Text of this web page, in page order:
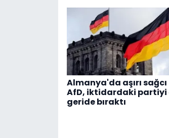
Almanya'da aşırı sağcı
AfD, iktidardaki partiyi
geride bıraktı